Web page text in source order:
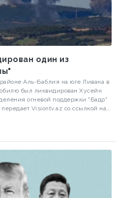
один из
Аль-Баблия на юге Ливана в
был ликвидирован Хусейн
огневой поддержки "Бадр"
со ссылкой на